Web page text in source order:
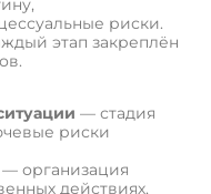
риски.
этап закреплён
— стадия
риски
— организация
действиях,